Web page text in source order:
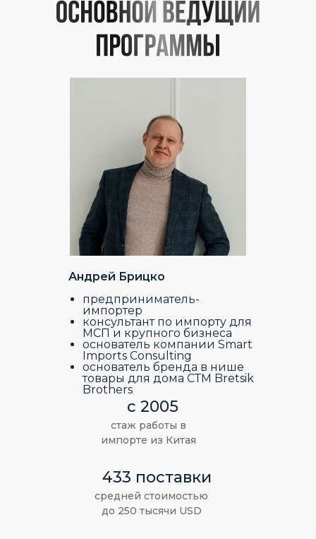
Андрей Брицко
предприниматель-
импортер
консультант по импорту для
МСП и крупного бизнеса
основатель компании Smart
Imports Consulting
основатель бренда в нише
товары для дома СТМ Bretsik
Brothers
с 2005
стаж работы в
импорте из Китая
433 поставки
средней стоимостью
до 250 тысячи USD